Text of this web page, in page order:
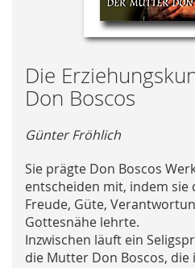
Skip
to
the
of
images
gallery
Die
Don Boscos
Günter Fröhlich
Sie prägte Don Boscos
entscheiden mit, indem sie
Freude, Güte,
Gottesnähe lehrte.
Inzwischen läuft ein
die Mutter Don Boscos,